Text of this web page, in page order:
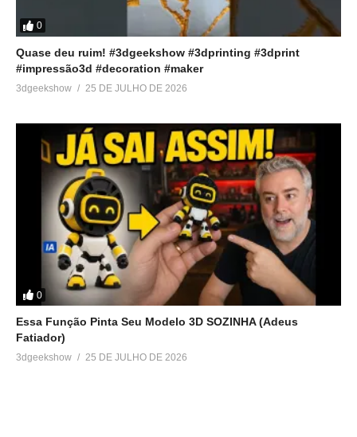
0
Quase deu ruim! #3dgeekshow #3dprinting #3dprint
#impressão3d #decoration #maker
3dgeekshow 25 DE JULHO DE 2026
0
Essa Função Pinta Seu Modelo 3D SOZINHA (Adeus
Fatiador)
3dgeekshow 25 DE JULHO DE 2026